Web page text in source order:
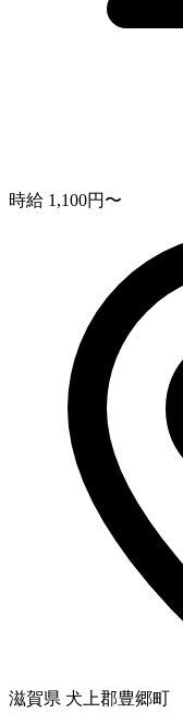
時給 1,100円〜
滋賀県 犬上郡豊郷町